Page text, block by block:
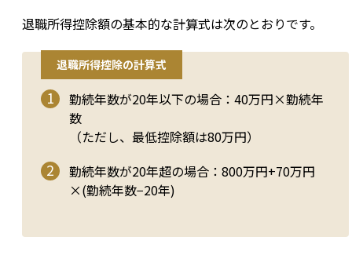
退職所得控除額の基本的な計算式は次のとおりです。
退職所得控除の計算式
勤続年数が20年以下の場合：40万円×勤続年
数
（ただし、最低控除額は80万円）
勤続年数が20年超の場合：800万円+70万円
×(勤続年数−20年)